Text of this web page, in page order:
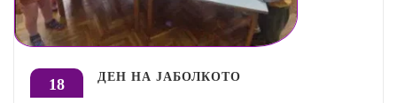
18 ДЕН НА ЈАБОЛКОТО